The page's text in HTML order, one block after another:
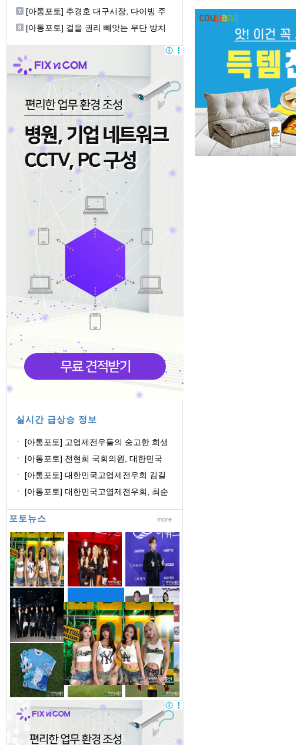
[아통포토] 추경호 대구시장, 다이빙 주
[아통포토] 걸을 권리 빼앗는 무단 방치
실시간 급상승 정보
[아통포토] 고엽제전우들의 숭고한 희생
[아통포토] 전현희 국회의원, 대한민국
[아통포토] 대한민국고엽제전우회 김길
[아통포토] 대한민국고엽제전우회, 최순
포토뉴스 more